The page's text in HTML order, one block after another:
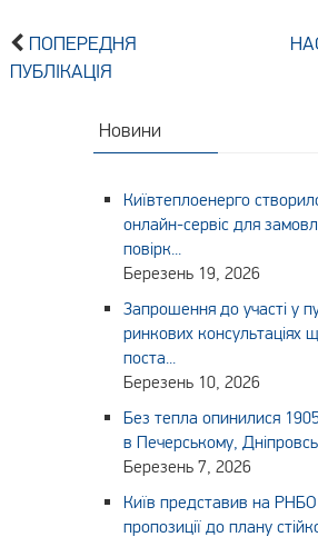
ПОПЕРЕДНЯ
ПУБЛІКАЦІЯ
Новини
Київтеплоенерго
онлайн-сервіс для
повірк...
Березень 19, 2026
Запрошення до участі у
ринкових консультаціях
поста...
Березень 10, 2026
Без тепла опинилися
в Печерському,
Березень 7, 2026
Київ представив на РНБО
пропозиції до плану